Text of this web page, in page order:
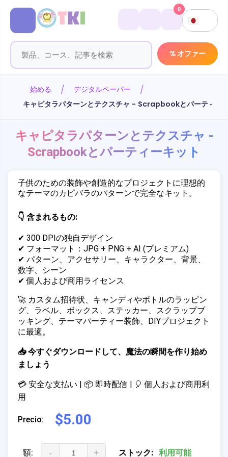
% オファー
0
始める
デジタルペーパー
キャピタラパターンとテクスチャ - Scrapbookとパーティー
キャピタラパターンとテクスチャ -
Scrapbookとパーティーキット
子供のための装飾や創造的なプロジェクトに理想的
なテーマのカピバラのパターンで完全なキット。
👇 含まれるもの:
✔ 300 DPIの独自デザイン
✔ フォーマット：JPG + PNG + AI (プレミアム)
✔ パターン、アクセサリー、キャラクター、背景、
数字、シーン
✔ 個人および商用ライセンス
🚀 カスタム招待状、キャンディやボトルのラッピン
グ、ラベル、ボックス、ステッカー、スクラップブ
ッキング、テーマパーティー装飾、DIYプロジェクト
に最適。
📥 今すぐダウンロードして、魔法の瞬間を作り始め
ましょう
💳 安全な支払い | 📦 即時配信 | 🎈 個人および商用利
用
Precio: $5.00
額: - + ストック: 利用可能